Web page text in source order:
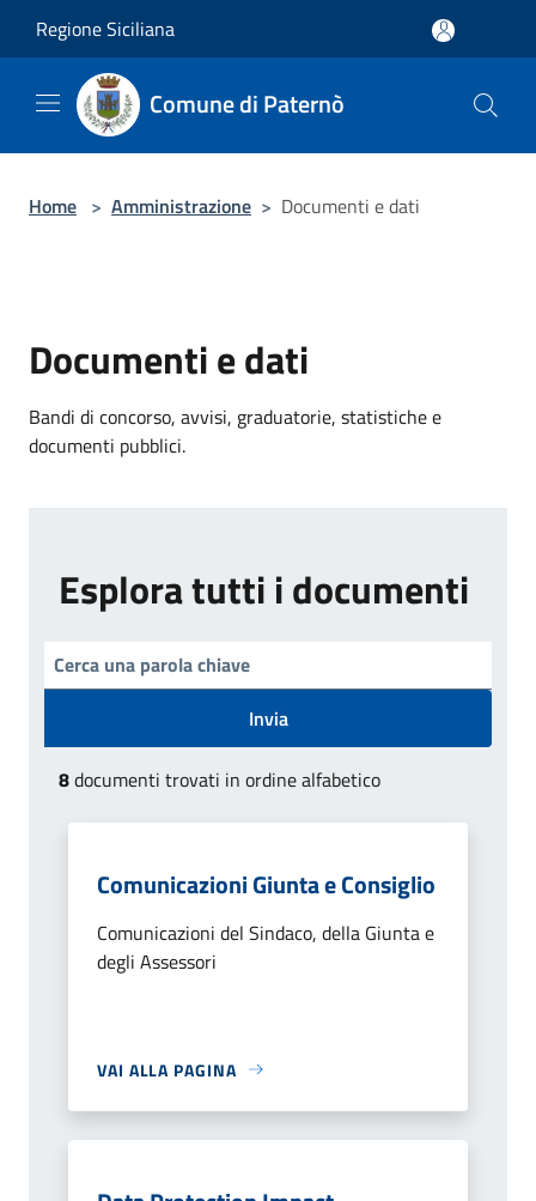
Regione Siciliana
Comune di Paternò
Home > Amministrazione > Documenti e dati
Documenti e dati
Bandi di concorso, avvisi, graduatorie, statistiche e
documenti pubblici.
Esplora tutti i documenti
Invia
8documenti trovati in ordine alfabetico
Comunicazioni Giunta e Consiglio
Comunicazioni del Sindaco, della Giunta e
degli Assessori
VAI ALLA PAGINA